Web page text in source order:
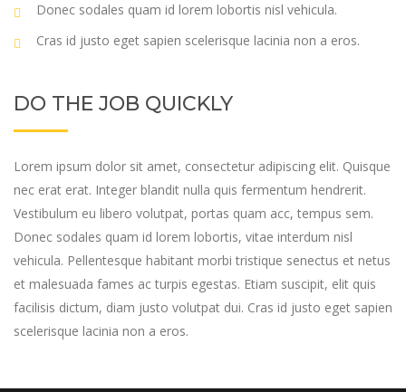
Donec sodales quam id lorem lobortis nisl vehicula.
Cras id justo eget sapien scelerisque lacinia non a eros.
DO THE JOB QUICKLY
Lorem ipsum dolor sit amet, consectetur adipiscing elit. Quisque
nec erat erat. Integer blandit nulla quis fermentum hendrerit.
Vestibulum eu libero volutpat, portas quam acc, tempus sem.
Donec sodales quam id lorem lobortis, vitae interdum nisl
vehicula. Pellentesque habitant morbi tristique senectus et netus
et malesuada fames ac turpis egestas. Etiam suscipit, elit quis
facilisis dictum, diam justo volutpat dui. Cras id justo eget sapien
scelerisque lacinia non a eros.